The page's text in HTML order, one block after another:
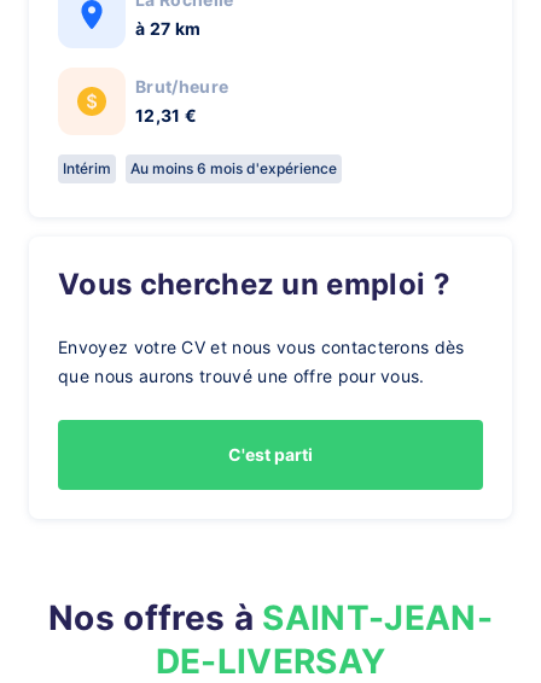
à 27 km
Brut/heure
12,31 €
Intérim Au moins 6 mois d'expérience
Vous cherchez un emploi ?
Envoyez votre CV et nous vous contacterons dès
que nous aurons trouvé une offre pour vous.
C'est parti
Nos offres à SAINT-JEAN-
DE-LIVERSAY